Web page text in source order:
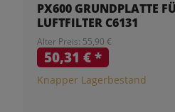
PX600 GRUNDPLATTE
LUFTFILTER C6131
Alter Preis: 55,90 €
50,31 €*
Knapper Lagerbestand